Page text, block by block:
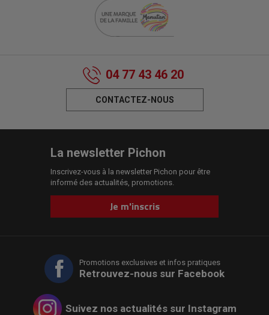
04 77 43 46 20
CONTACTEZ-NOUS
La newsletter Pichon
Inscrivez-vous à la newsletter Pichon pour être
informé des actualités, promotions.
Je m'inscris
Promotions exclusives et infos pratiques
Retrouvez-nous sur Facebook
Suivez nos actualités sur Instagram